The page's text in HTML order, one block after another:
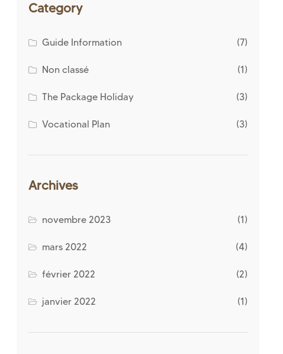
Category
Guide Information (7)
Non classé (1)
The Package Holiday (3)
Vocational Plan (3)
Archives
novembre 2023 (1)
mars 2022 (4)
février 2022 (2)
janvier 2022 (1)